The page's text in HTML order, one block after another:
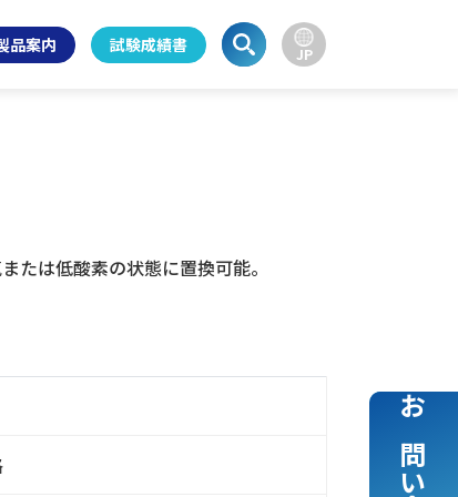
品案内 試験成績書 JP
たは低酸素の状態に置換可能。